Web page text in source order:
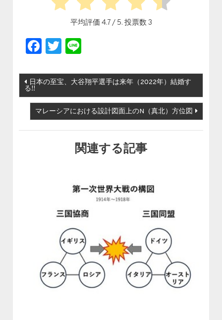
平均評価 4.7/ 5. 投票数3
Facebook
Twitter
投稿ナビゲーション
日本の至宝、大谷翔平選手は来年（2022年）結婚す
る!!
マレーシアにおける設計図面上のN（真北）方位図
関連する記事